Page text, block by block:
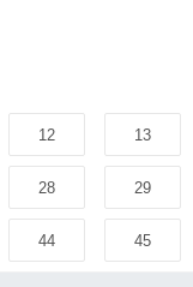
12 13
28 29
44 45